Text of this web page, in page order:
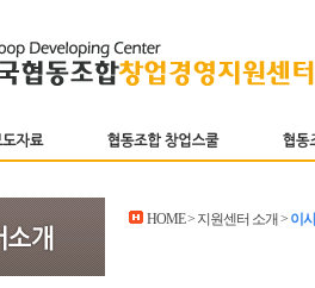
HOME > 지원센터 소개 > 이